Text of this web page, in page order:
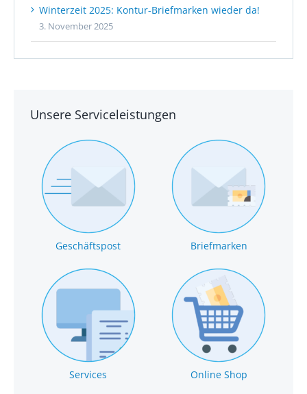
Winterzeit 2025: Kontur-Briefmarken wieder da!
3. November 2025
Unsere Serviceleistungen
Geschäftspost Briefmarken
Services Online Shop